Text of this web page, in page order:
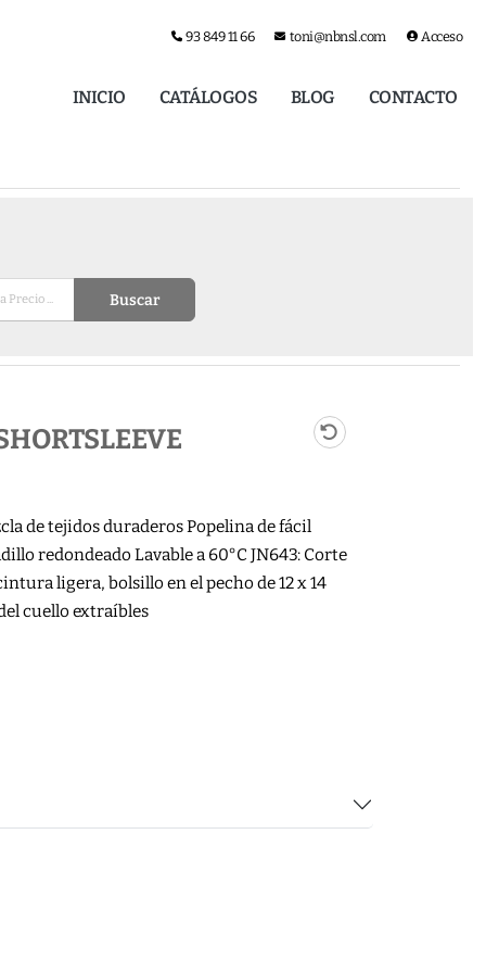
93 849 11 66 toni@nbnsl.com Acceso
INICIO CATÁLOGOS BLOG CONTACTO
Buscar
de tejidos duraderos Popelina de fácil
redondeado Lavable a 60°C JN643: Corte
ligera, bolsillo en el pecho de 12 x 14
cuello extraíbles